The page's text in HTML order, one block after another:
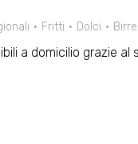
Fritti Dolci Birre
a domicilio grazie al